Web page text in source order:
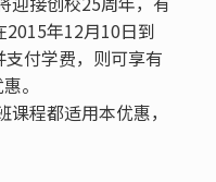
2015年12月10日到
付学费，则可享有
。
程都适用本优惠，